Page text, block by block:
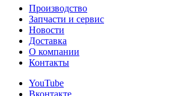
Производство
Запчасти и сервис
Новости
Доставка
О компании
Контакты
YouTube
Вконтакте